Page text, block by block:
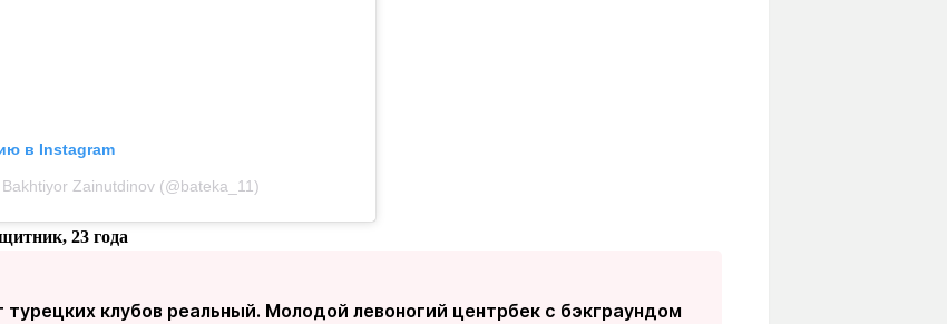
в Instagram
Zainutdinov (@bateka_11)
23 года
турецких клубов реальный. Молодой левоногий центрбек с бэкграундом